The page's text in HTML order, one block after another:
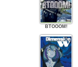
BTOOOM!